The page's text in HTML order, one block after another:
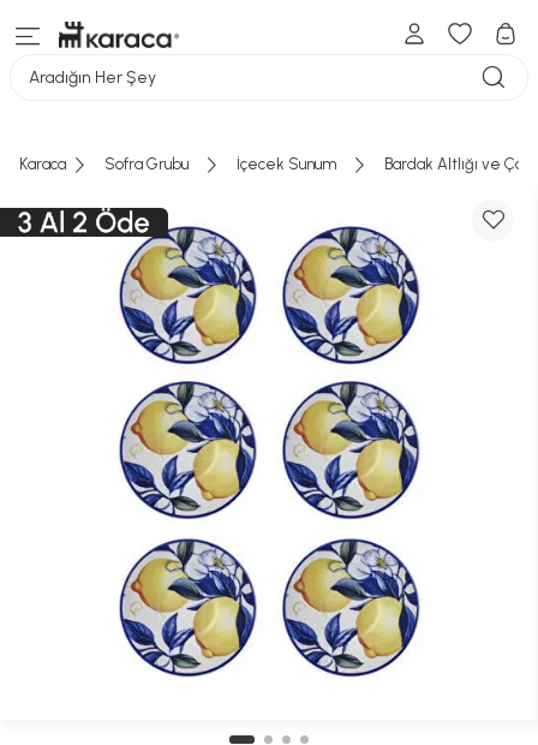
Aradığın Her Şey
Karaca Sofra Grubu İçecek Sunum Bardak Altlığı ve Çay